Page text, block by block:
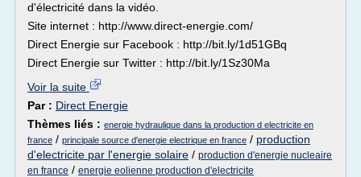
d'électricité dans la vidéo.
Site internet : http://www.direct-energie.com/
Direct Energie sur Facebook : http://bit.ly/1d51GBq
Direct Energie sur Twitter : http://bit.ly/1Sz30Ma
Voir la suite
Par : Direct Energie
Thèmes liés : energie hydraulique dans la production d electricite en
france / principale source d'energie electrique en france / production
d'electricite par l'energie solaire / production d'energie nucleaire
en france / energie eolienne production d'electricite